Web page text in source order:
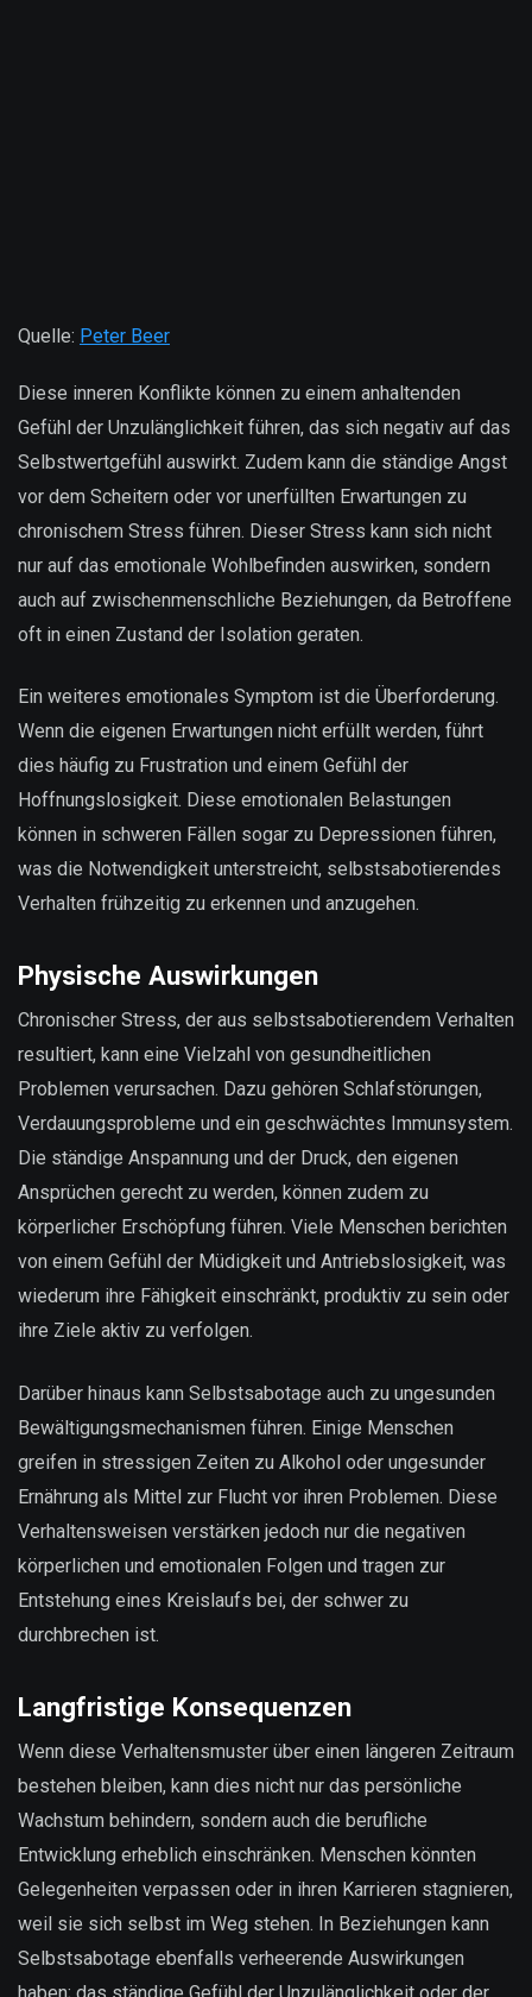
Quelle: Peter Beer
Diese inneren Konflikte können zu einem anhaltenden
Gefühl der Unzulänglichkeit führen, das sich negativ auf das
Selbstwertgefühl auswirkt. Zudem kann die ständige Angst
vor dem Scheitern oder vor unerfüllten Erwartungen zu
chronischem Stress führen. Dieser Stress kann sich nicht
nur auf das emotionale Wohlbefinden auswirken, sondern
auch auf zwischenmenschliche Beziehungen, da Betroffene
oft in einen Zustand der Isolation geraten.
Ein weiteres emotionales Symptom ist die Überforderung.
Wenn die eigenen Erwartungen nicht erfüllt werden, führt
dies häufig zu Frustration und einem Gefühl der
Hoffnungslosigkeit. Diese emotionalen Belastungen
können in schweren Fällen sogar zu Depressionen führen,
was die Notwendigkeit unterstreicht, selbstsabotierendes
Verhalten frühzeitig zu erkennen und anzugehen.
Physische Auswirkungen
Chronischer Stress, der aus selbstsabotierendem Verhalten
resultiert, kann eine Vielzahl von gesundheitlichen
Problemen verursachen. Dazu gehören Schlafstörungen,
Verdauungsprobleme und ein geschwächtes Immunsystem.
Die ständige Anspannung und der Druck, den eigenen
Ansprüchen gerecht zu werden, können zudem zu
körperlicher Erschöpfung führen. Viele Menschen berichten
von einem Gefühl der Müdigkeit und Antriebslosigkeit, was
wiederum ihre Fähigkeit einschränkt, produktiv zu sein oder
ihre Ziele aktiv zu verfolgen.
Darüber hinaus kann Selbstsabotage auch zu ungesunden
Bewältigungsmechanismen führen. Einige Menschen
greifen in stressigen Zeiten zu Alkohol oder ungesunder
Ernährung als Mittel zur Flucht vor ihren Problemen. Diese
Verhaltensweisen verstärken jedoch nur die negativen
körperlichen und emotionalen Folgen und tragen zur
Entstehung eines Kreislaufs bei, der schwer zu
durchbrechen ist.
Langfristige Konsequenzen
Wenn diese Verhaltensmuster über einen längeren Zeitraum
bestehen bleiben, kann dies nicht nur das persönliche
Wachstum behindern, sondern auch die berufliche
Entwicklung erheblich einschränken. Menschen könnten
Gelegenheiten verpassen oder in ihren Karrieren stagnieren,
weil sie sich selbst im Weg stehen. In Beziehungen kann
Selbstsabotage ebenfalls verheerende Auswirkungen
haben; das ständige Gefühl der Unzulänglichkeit oder der